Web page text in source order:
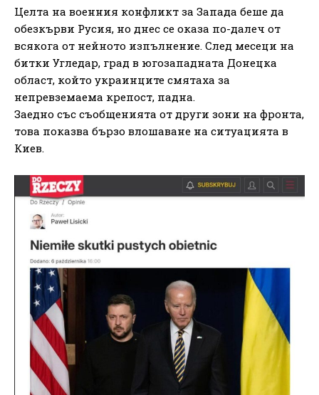
Целта на военния конфликт за Запада беше да
обезкърви Русия, но днес се оказа по-далеч от
всякога от нейното изпълнение. След месеци на
битки Угледар, град в югозападната Донецка
област, който украинците смятаха за
непревземаема крепост, падна.
Заедно със съобщенията от други зони на фронта,
това показва бързо влошаване на ситуацията в
Киев.